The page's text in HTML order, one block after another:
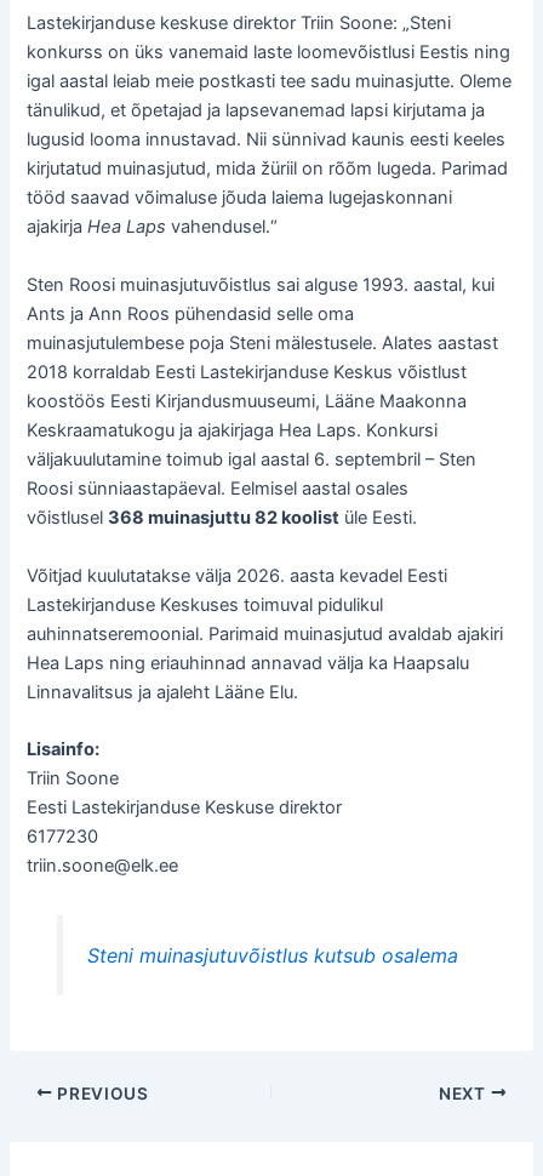
Lastekirjanduse keskuse direktor Triin Soone: „Steni
konkurss on üks vanemaid laste loomevõistlusi Eestis ning
igal aastal leiab meie postkasti tee sadu muinasjutte. Oleme
tänulikud, et õpetajad ja lapsevanemad lapsi kirjutama ja
lugusid looma innustavad. Nii sünnivad kaunis eesti keeles
kirjutatud muinasjutud, mida žüriil on rõõm lugeda. Parimad
tööd saavad võimaluse jõuda laiema lugejaskonnani
ajakirjaHea Laps vahendusel.“
Sten Roosi muinasjutuvõistlus sai alguse 1993. aastal, kui
Ants ja Ann Roos pühendasid selle oma
muinasjutulembese poja Steni mälestusele. Alates aastast
2018 korraldab Eesti Lastekirjanduse Keskus võistlust
koostöös Eesti Kirjandusmuuseumi, Lääne Maakonna
Keskraamatukogu ja ajakirjaga Hea Laps. Konkursi
väljakuulutamine toimub igal aastal 6. septembril – Sten
Roosi sünniaastapäeval. Eelmisel aastal osales
võistlusel368 muinasjuttu 82 koolist üle Eesti.
Võitjad kuulutatakse välja 2026. aasta kevadel Eesti
Lastekirjanduse Keskuses toimuval pidulikul
auhinnatseremoonial. Parimaid muinasjutud avaldab ajakiri
Hea Laps ning eriauhinnad annavad välja ka Haapsalu
Linnavalitsus ja ajaleht Lääne Elu.
Lisainfo:
Triin Soone
Eesti Lastekirjanduse Keskuse direktor
6177230
triin.soone@elk.ee
Steni muinasjutuvõistlus kutsub osalema
Post
PREVIOUS NEXT